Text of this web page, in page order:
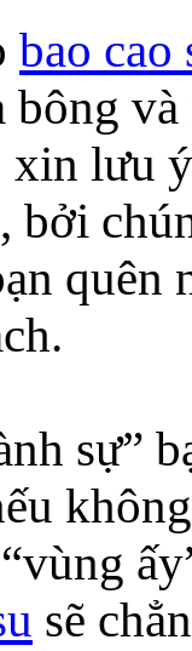
bao cao
bông
xin lưu
bởi
quên
sự”
sẽ